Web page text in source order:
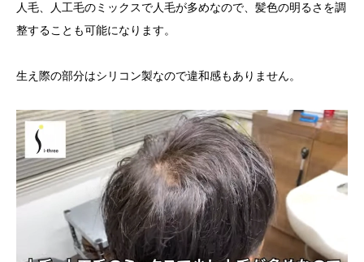
人毛、人工毛のミックスで人毛が多めなので、髪色の明るさを調
整することも可能になります。
生え際の部分はシリコン製なので違和感もありません。